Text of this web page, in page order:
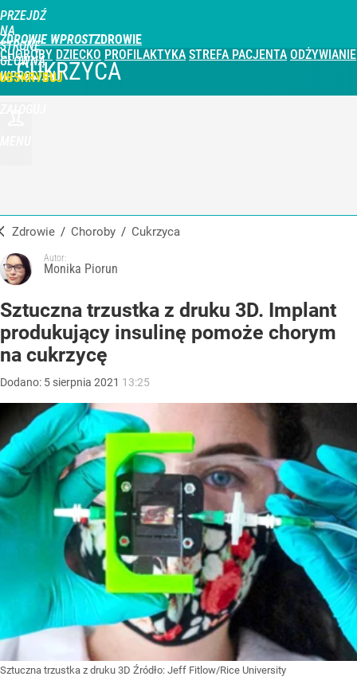
PRZEJDŹ
NA
STRONĘ
GŁÓWNĄ
WPROST.PL
ZDROWIE WPROST
CHOROBY DZIECKO PROFILAKTYKA STREFA PACJENTA ODŻYWIANIE
CUKRZYCA
Zdrowie / Choroby / Cukrzyca
Autor:
Monika Piorun
Sztuczna trzustka z druku 3D. Implant
produkujący insulinę pomoże chorym
na cukrzycę
Dodano: 5 sierpnia 2021 13:25
Sztuczna trzustka z druku 3D Źródło: Jeff Fitlow/Rice University